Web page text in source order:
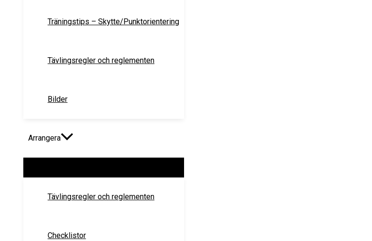
Träningstips – Skytte/Punktorientering
Tävlingsregler och reglementen
Bilder
Arrangera
Tävlingsregler och reglementen
Checklistor